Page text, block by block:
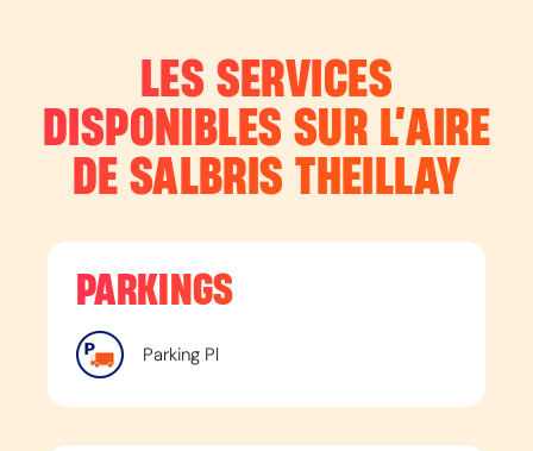
LES SERVICES
DISPONIBLES SUR L’AIRE
DE SALBRIS THEILLAY
PARKINGS
Parking Pl